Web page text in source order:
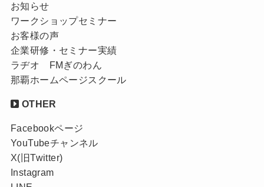
お知らせ
ワークショップセミナー
お客様の声
企業研修・セミナー実績
ラヂオ FMぎのわん
那覇ホームページスクール
OTHER
Facebookページ
YouTubeチャンネル
X(旧Twitter)
Instagram